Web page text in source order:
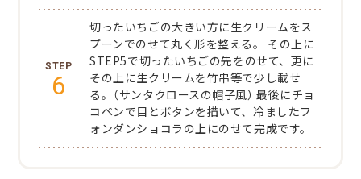
6
切ったいちごの大きい方に生クリームをス
プーンでのせて丸く形を整える。
その上に
STEP5で切ったいちごの先をのせて、更に
その上に生クリームを竹串等で少し載せ
る。（サンタクロースの帽子風） 最後にチョ
コペンで目とボタンを描いて、冷ましたフ
ォンダンショコラの上にのせて完成です。